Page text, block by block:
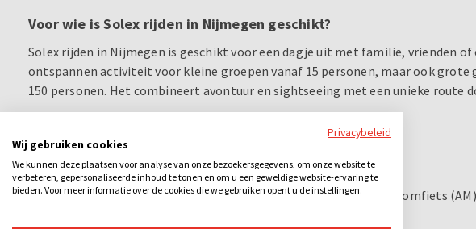
Voor wie is Solex rijden in Nijmegen geschikt?
Solex rijden in Nijmegen is geschikt voor een dagje uit met familie, vrienden of
ontspannen activiteit voor kleine groepen vanaf 15 personen, maar ook grote
150 personen. Het combineert avontuur en sightseeing met een unieke route
in Nijmegen.
Heb je een rijbewijs nodig om een Solex te besturen?
Ja, je hebt een geldig rijbewijs voor een personenauto (B) en/of bromfiets
Privacybeleid
Wij gebruiken cookies
We kunnen deze plaatsen voor analyse van onze bezoekersgegevens, om onze website te
verbeteren, gepersonaliseerde inhoud te tonen en om u een geweldige website-ervaring te
bieden. Voor meer informatie over de cookies die we gebruiken opent u de instellingen.